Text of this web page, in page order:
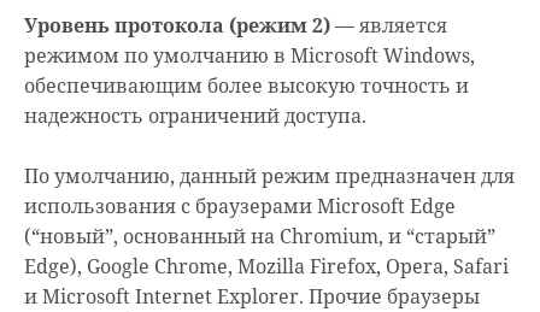
Уровень протокола (режим 2)— является
режимом по умолчанию в Microsoft Windows,
обеспечивающим более высокую точность и
надежность ограничений доступа.
По умолчанию, данный режим предназначен для
использования с браузерами Microsoft Edge
(“новый”, основанный на Chromium, и “старый”
Edge), Google Chrome, Mozilla Firefox, Opera, Safari
и Microsoft Internet Explorer. Прочие браузеры